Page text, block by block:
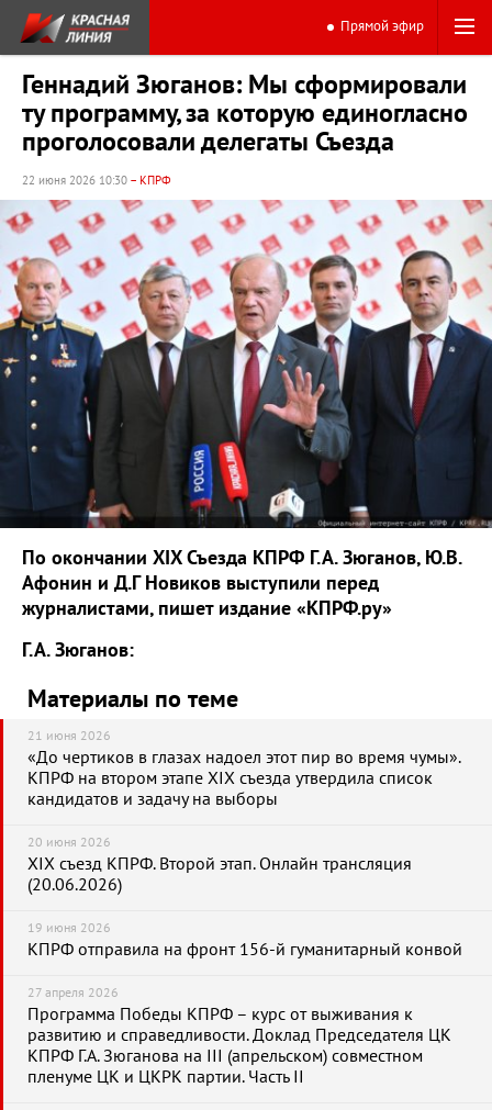
Прямой эфир
Геннадий Зюганов: Мы сформировали
ту программу, за которую единогласно
проголосовали делегаты Съезда
22 июня 2026 10:30 – КПРФ
По окончании XIX Съезда КПРФ Г.А. Зюганов, Ю.В.
Афонин и Д.Г Новиков выступили перед
журналистами, пишет издание «КПРФ.ру»
Г.А. Зюганов:
Материалы по теме
21 июня 2026
«До чертиков в глазах надоел этот пир во время чумы».
КПРФ на втором этапе XIX съезда утвердила список
кандидатов и задачу на выборы
20 июня 2026
XIX съезд КПРФ. Второй этап. Онлайн трансляция
(20.06.2026)
19 июня 2026
КПРФ отправила на фронт 156-й гуманитарный конвой
27 апреля 2026
Программа Победы КПРФ – курс от выживания к
развитию и справедливости. Доклад Председателя ЦК
КПРФ Г.А. Зюганова на III (апрельском) совместном
пленуме ЦК и ЦКРК партии. Часть II